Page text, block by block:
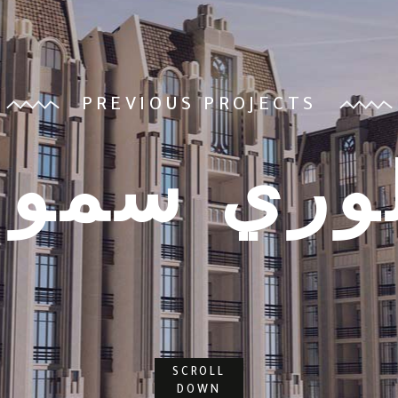
PREVIOUS PROJECTS
SCROLL
DOWN